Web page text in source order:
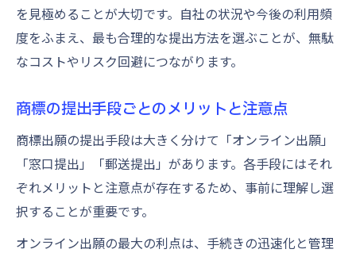
を見極めることが大切です。自社の状況や今後の利用頻
度をふまえ、最も合理的な提出方法を選ぶことが、無駄
なコストやリスク回避につながります。
商標の提出手段ごとのメリットと注意点
商標出願の提出手段は大きく分けて「オンライン出願」
「窓口提出」「郵送提出」があります。各手段にはそれ
ぞれメリットと注意点が存在するため、事前に理解し選
択することが重要です。
オンライン出願の最大の利点は、手続きの迅速化と管理